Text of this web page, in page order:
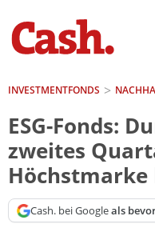
INVESTMENTFONDS
ESG-Fonds:
zweites
Höchstmarke
Cash. bei Googleals